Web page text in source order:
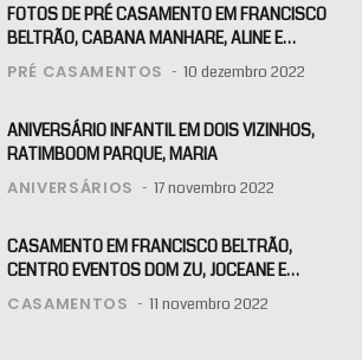
FOTOS DE PRÉ CASAMENTO EM FRANCISCO
BELTRÃO, CABANA MANHARE, ALINE E
KLAITON
PRÉ CASAMENTOS 10 dezembro 2022
ANIVERSÁRIO INFANTIL EM DOIS VIZINHOS,
RATIMBOOM PARQUE, MARIA
ANIVERSÁRIOS 17 novembro 2022
CASAMENTO EM FRANCISCO BELTRÃO,
CENTRO EVENTOS DOM ZU, JOCEANE E
RAFAEL
CASAMENTOS 11 novembro 2022